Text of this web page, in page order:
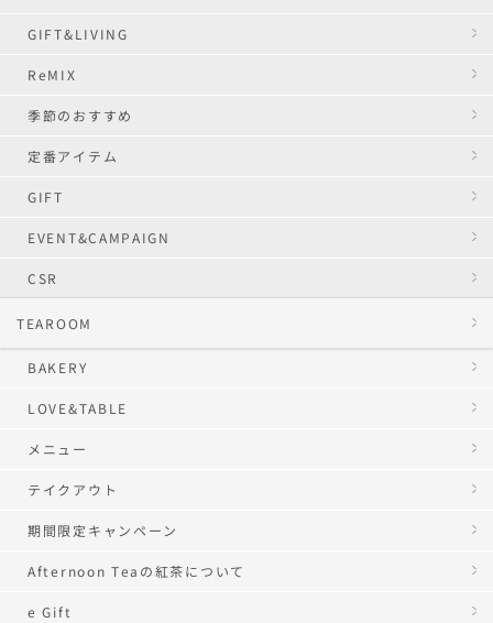
GIFT&LIVING
ReMIX
季節のおすすめ
定番アイテム
GIFT
EVENT&CAMPAIGN
CSR
TEAROOM
BAKERY
LOVE&TABLE
メニュー
テイクアウト
期間限定キャンペーン
Afternoon Teaの紅茶について
e Gift